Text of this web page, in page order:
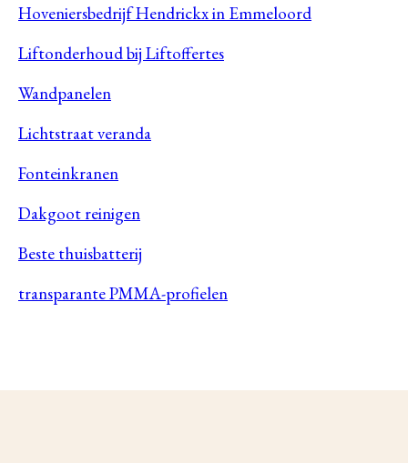
Hoveniersbedrijf Hendrickx in Emmeloord
Liftonderhoud bij Liftoffertes
Wandpanelen
Lichtstraat veranda
Fonteinkranen
Dakgoot reinigen
Beste thuisbatterij
transparante PMMA-profielen